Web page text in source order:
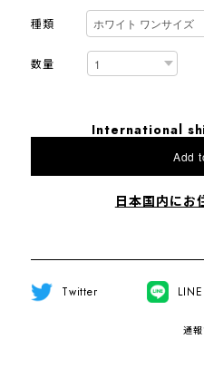
種類
数量
International
Add
日本国内にお
Twitter LINE
通